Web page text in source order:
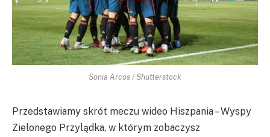
Sonia Arcos / Shutterstock
Przedstawiamy skrót meczu wideo Hiszpania – Wyspy
Zielonego Przylądka, w którym zobaczysz